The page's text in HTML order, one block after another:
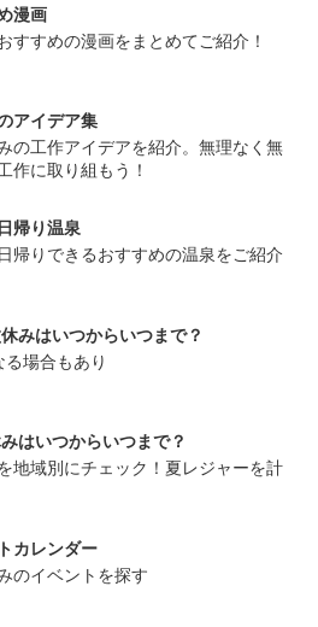
漫画
すすめの漫画をまとめてご紹介！
アイデア集
の工作アイデアを紹介。無理なく無
作に取り組もう！
帰り温泉
帰りできるおすすめの温泉をご紹介
みはいつからいつまで？
場合もあり
はいつからいつまで？
地域別にチェック！夏レジャーを計
カレンダー
のイベントを探す